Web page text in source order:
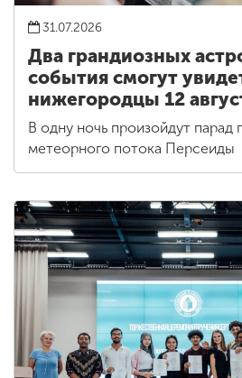
31.07.2026
Два грандиозных
события смогут
нижегородцы 12
В одну ночь произойдут парад
метеорного потока Персеиды